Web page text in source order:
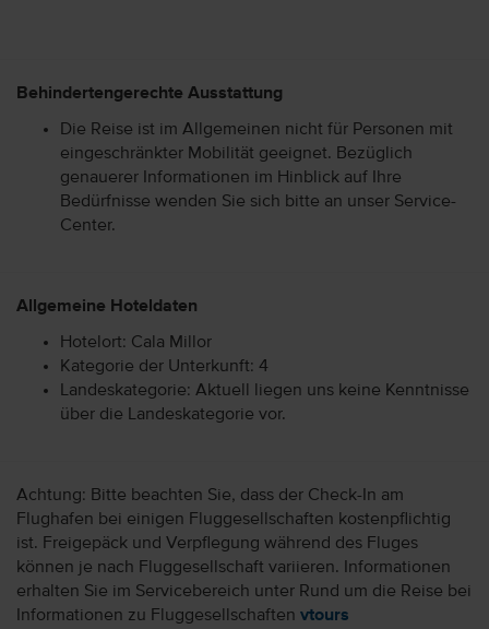
Behindertengerechte Ausstattung
Die Reise ist im Allgemeinen nicht für Personen mit
eingeschränkter Mobilität geeignet. Bezüglich
genauerer Informationen im Hinblick auf Ihre
Bedürfnisse wenden Sie sich bitte an unser Service-
Center.
Allgemeine Hoteldaten
Hotelort: Cala Millor
Kategorie der Unterkunft: 4
Landeskategorie: Aktuell liegen uns keine Kenntnisse
über die Landeskategorie vor.
Achtung: Bitte beachten Sie, dass der Check-In am
Flughafen bei einigen Fluggesellschaften kostenpflichtig
ist. Freigepäck und Verpflegung während des Fluges
können je nach Fluggesellschaft variieren. Informationen
erhalten Sie im Servicebereich unter Rund um die Reise bei
Informationen zu Fluggesellschaften vtours